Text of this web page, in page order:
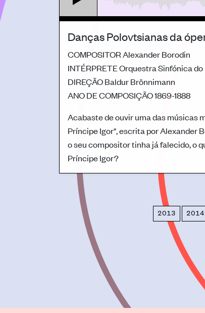
Danças Polovtsianas da
COMPOSITORAlexander Borodin
INTÉRPRETEOrquestra Sinfónica
DIREÇÃOBaldur Brönnimann
ANO DE COMPOSIÇÃO1869-1888
Acabaste de ouvir uma das músicas
Príncipe Igor", escrita por Alexander
o seu compositor tinha já falecido, o
Príncipe Igor?
2013 2014